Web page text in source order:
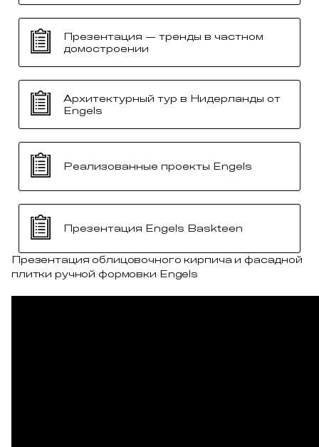
Презентация — тренды в частном
домостроении
Архитектурный тур в Нидерланды от
Engels
Реализованные проекты Engels
Презентация Engels Baskteen
Презентация облицовочного кирпича и фасадной
плитки ручной формовки Engels